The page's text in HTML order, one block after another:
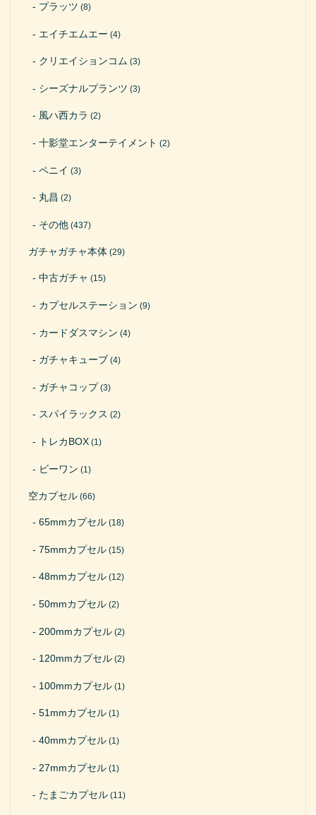
プラッツ (8)
エイチエムエー (4)
クリエイションコム (3)
シーズナルプランツ (3)
風ハ西カラ (2)
十影堂エンターテイメント (2)
ペニイ (3)
丸昌 (2)
その他(437)
ガチャガチャ本体(29)
中古ガチャ (15)
カプセルステーション (9)
カードダスマシン (4)
ガチャキューブ (4)
ガチャコップ(3)
スパイラックス (2)
トレカBOX(1)
ビーワン (1)
空カプセル(66)
65mmカプセル(18)
75mmカプセル(15)
48mmカプセル(12)
50mmカプセル(2)
200mmカプセル(2)
120mmカプセル(2)
100mmカプセル(1)
51mmカプセル(1)
40mmカプセル(1)
27mmカプセル(1)
たまごカプセル(11)